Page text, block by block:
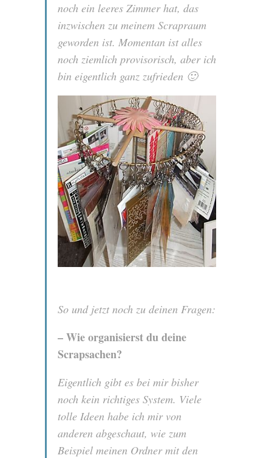
noch ein leeres Zimmer hat, das
inzwischen zu meinem Scrapraum
geworden ist. Momentan ist alles
noch ziemlich provisorisch, aber ich
bin eigentlich ganz zufrieden 🙂
So und jetzt noch zu deinen Fragen:
– Wie organisierst du deine
Scrapsachen?
Eigentlich gibt es bei mir bisher
noch kein richtiges System. Viele
tolle Ideen habe ich mir von
anderen abgeschaut, wie zum
Beispiel meinen Ordner mit den